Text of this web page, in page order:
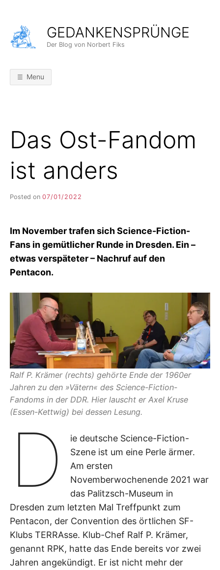
content
GEDANKENSPRÜNGE
Der Blog von Norbert Fiks
Menu
Das Ost-Fandom
ist anders
Posted on 07/01/2022
I
K
S
L
Im November trafen sich Science-Fiction-
Fans in gemütlicher Runde in Dresden. Ein –
etwas verspäteter – Nachruf auf den
Pentacon.
Ralf P. Krämer (rechts) gehörte Ende der 1960er
Jahren zu den »Vätern« des Science-Fiction-
Fandoms in der DDR. Hier lauscht er Axel Kruse
(Essen-Kettwig) bei dessen Lesung.
D
ie deutsche Science-Fiction-
Szene ist um eine Perle ärmer.
Am ersten
Novemberwochenende 2021 war
das Palitzsch-Museum in
Dresden zum letzten Mal Treffpunkt zum
Pentacon, der Convention des örtlichen SF-
Klubs TERRAsse. Klub-Chef Ralf P. Krämer,
genannt RPK, hatte das Ende bereits vor zwei
Jahren angekündigt. Er ist nicht mehr der